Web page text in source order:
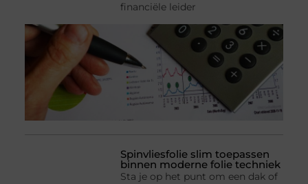
financiële leider
Spinvliesfolie slim toepassen
binnen moderne folie techniek
Sta je op het punt om een dak of